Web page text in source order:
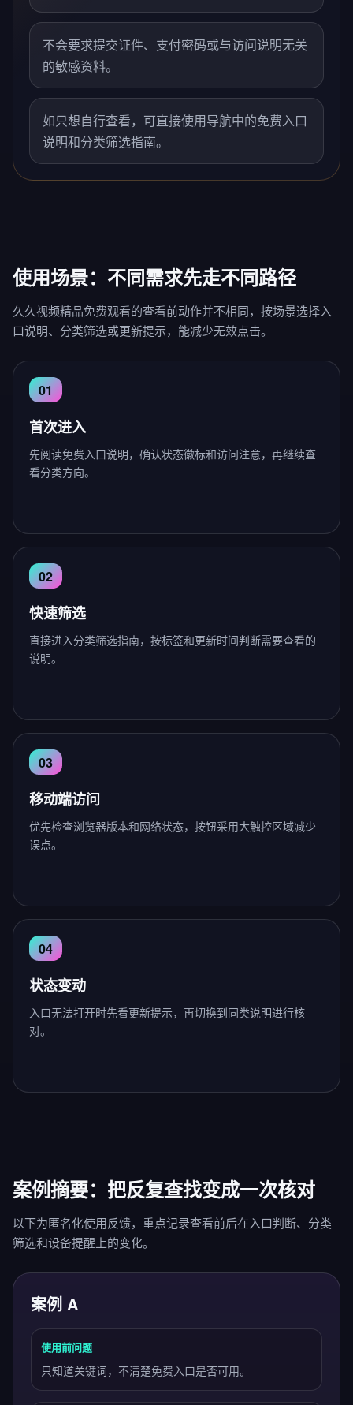
不会要求提交证件、支付密码或与访问说明无关
的敏感资料。
如只想自行查看，可直接使用导航中的免费入口
说明和分类筛选指南。
使用场景：不同需求先走不同路径
久久视频精品免费观看的查看前动作并不相同，按场景选择入
口说明、分类筛选或更新提示，能减少无效点击。
首次进入
先阅读免费入口说明，确认状态徽标和访问注意，再继续查
看分类方向。
快速筛选
直接进入分类筛选指南，按标签和更新时间判断需要查看的
说明。
移动端访问
优先检查浏览器版本和网络状态，按钮采用大触控区域减少
误点。
状态变动
入口无法打开时先看更新提示，再切换到同类说明进行核
对。
案例摘要：把反复查找变成一次核对
以下为匿名化使用反馈，重点记录查看前后在入口判断、分类
筛选和设备提醒上的变化。
案例 A
使用前问题
只知道关键词，不清楚免费入口是否可用。